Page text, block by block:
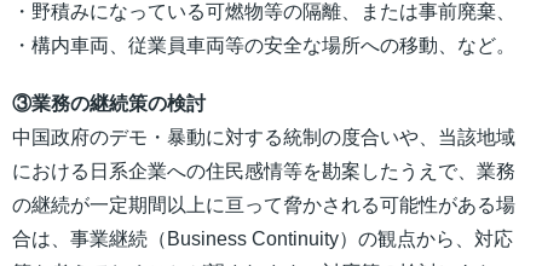
・野積みになっている可燃物等の隔離、または事前廃棄、
・構内車両、従業員車両等の安全な場所への移動、など。
③業務の継続策の検討
中国政府のデモ・暴動に対する統制の度合いや、当該地域
における日系企業への住民感情等を勘案したうえで、業務
の継続が一定期間以上に亘って脅かされる可能性がある場
合は、事業継続（Business Continuity）の観点から、対応